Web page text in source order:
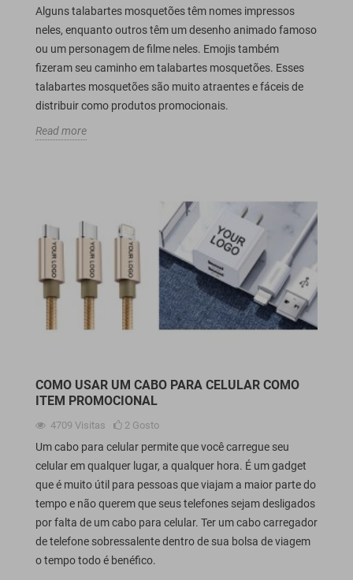
Alguns talabartes mosquetões têm nomes impressos
neles, enquanto outros têm um desenho animado famoso
ou um personagem de filme neles. Emojis também
fizeram seu caminho em talabartes mosquetões. Esses
talabartes mosquetões são muito atraentes e fáceis de
distribuir como produtos promocionais.
Read more
COMO USAR UM CABO PARA CELULAR COMO
ITEM PROMOCIONAL
4709 Visitas 2 Gosto
Um cabo para celular permite que você carregue seu
celular em qualquer lugar, a qualquer hora. É um gadget
que é muito útil para pessoas que viajam a maior parte do
tempo e não querem que seus telefones sejam desligados
por falta de um cabo para celular. Ter um cabo carregador
de telefone sobressalente dentro de sua bolsa de viagem
o tempo todo é benéfico.